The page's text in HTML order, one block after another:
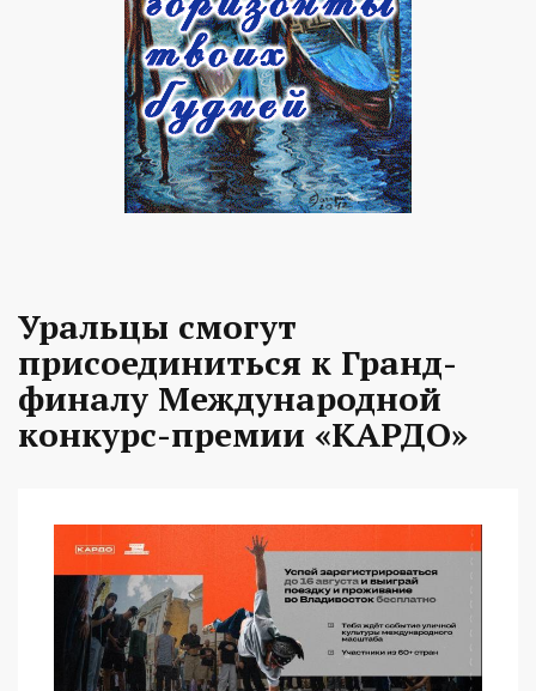
Уральцы смогут
присоединиться к Гранд-
финалу Международной
конкурс-премии «КАРДО»